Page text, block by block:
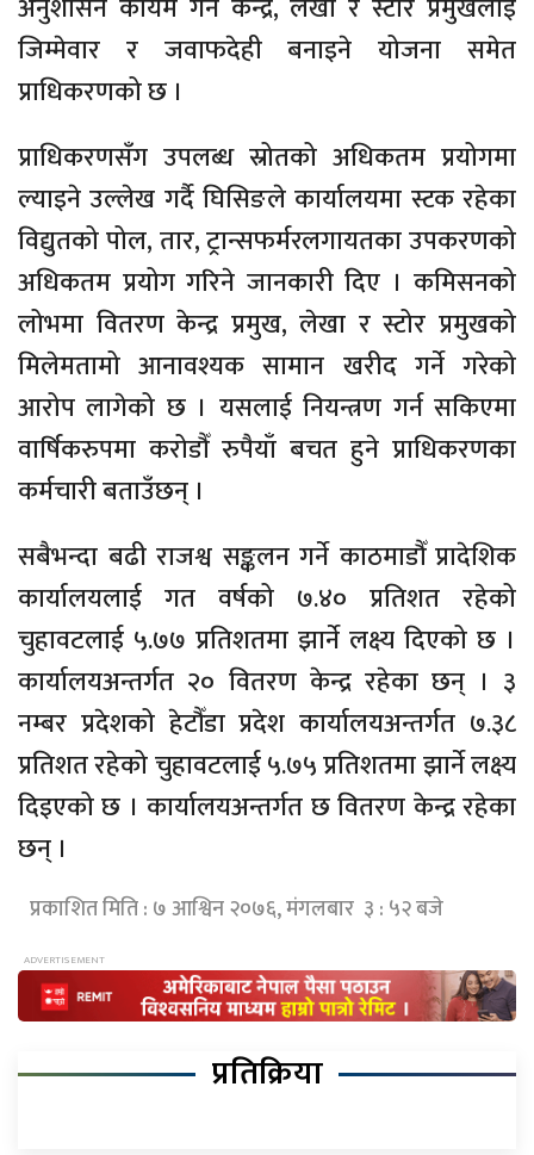
अनुशासन कायम गर्न केन्द्र, लेखा र स्टोर प्रमुखलाई
जिम्मेवार र जवाफदेही बनाइने योजना समेत
प्राधिकरणको छ ।
प्राधिकरणसँग उपलब्ध स्रोतको अधिकतम प्रयोगमा
ल्याइने उल्लेख गर्दै घिसिङले कार्यालयमा स्टक रहेका
विद्युतको पोल, तार, ट्रान्सफर्मरलगायतका उपकरणको
अधिकतम प्रयोग गरिने जानकारी दिए । कमिसनको
लोभमा वितरण केन्द्र प्रमुख, लेखा र स्टोर प्रमुखको
मिलेमतामो आनावश्यक सामान खरीद गर्ने गरेको
आरोप लागेको छ । यसलाई नियन्त्रण गर्न सकिएमा
वार्षिकरुपमा करोडौँ रुपैयाँ बचत हुने प्राधिकरणका
कर्मचारी बताउँछन् ।
सबैभन्दा बढी राजश्व सङ्कलन गर्ने काठमाडौँ प्रादेशिक
कार्यालयलाई गत वर्षको ७.४० प्रतिशत रहेको
चुहावटलाई ५.७७ प्रतिशतमा झार्ने लक्ष्य दिएको छ ।
कार्यालयअन्तर्गत २० वितरण केन्द्र रहेका छन् । ३
नम्बर प्रदेशको हेटौँडा प्रदेश कार्यालयअन्तर्गत ७.३८
प्रतिशत रहेको चुहावटलाई ५.७५ प्रतिशतमा झार्ने लक्ष्य
दिइएको छ । कार्यालयअन्तर्गत छ वितरण केन्द्र रहेका
छन् ।
प्रकाशित मिति : ७ आश्विन २०७६, मंगलबार ३ : ५२ बजे
प्रतिक्रिया